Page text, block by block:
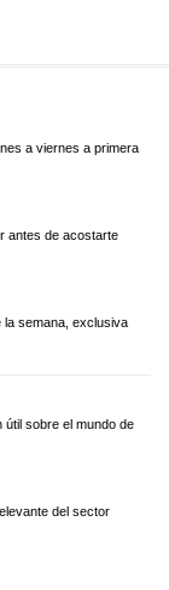
a viernes a primera
antes de acostarte
la semana, exclusiva
útil sobre el mundo de
del sector